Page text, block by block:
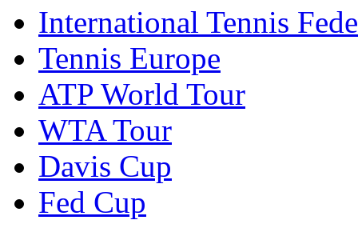
International Tennis
Tennis Europe
ATP World Tour
WTA Tour
Davis Cup
Fed Cup